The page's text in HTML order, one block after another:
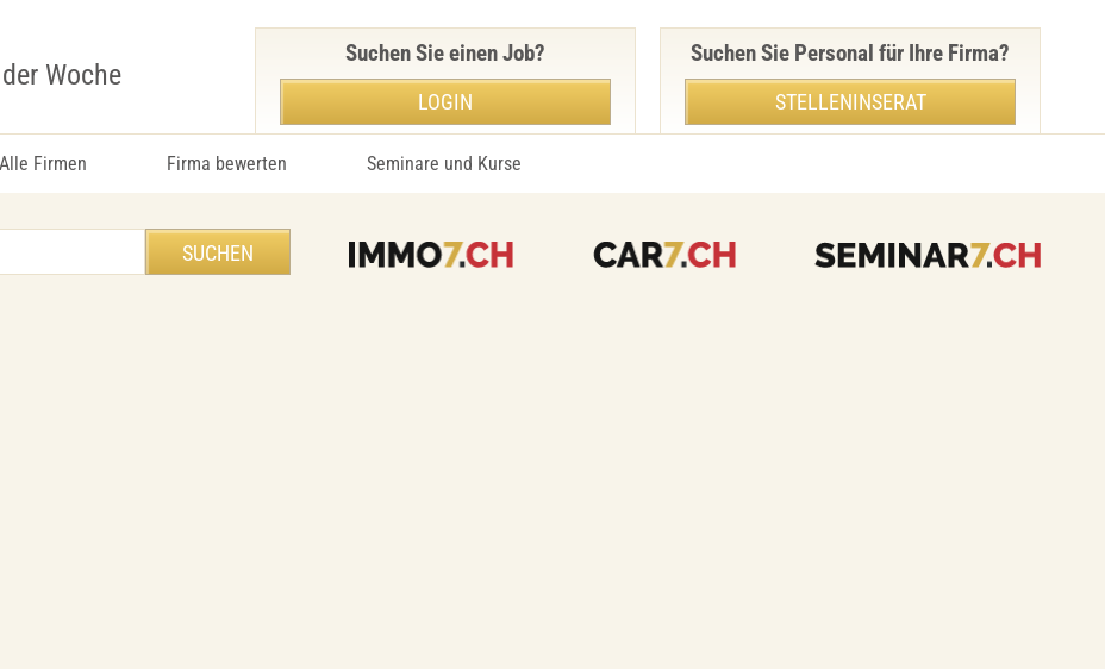
Woche
Alle Firmen Firma bewerten Seminare und Kurse
Suchen Sie einen Job?
LOGIN
Suchen Sie Personal für Ihre Firma?
STELLENINSERAT